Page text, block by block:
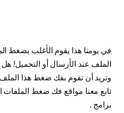
في يومنا هذا يقوم الأغلب بضغط
الملف عند الأرسال أو
وتريد أن تقوم بفك ضغط هذا
تابع معنا مواقع فك ضغط
برامج .